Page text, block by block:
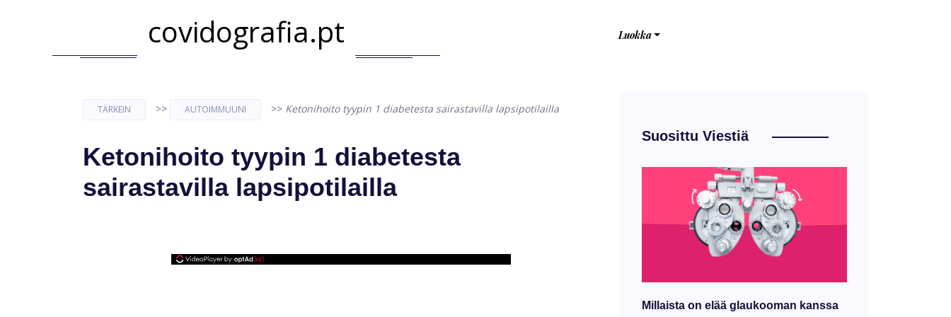
covidografia.pt Luokka
TÄRKEIN >> AUTOIMMUUNI >> Ketonihoito tyypin 1 diabetesta sairastavilla lapsipotilailla
Ketonihoito tyypin 1 diabetesta
sairastavilla lapsipotilailla
Suosittu Viestiä
Millaista on elää glaukooman kanssa